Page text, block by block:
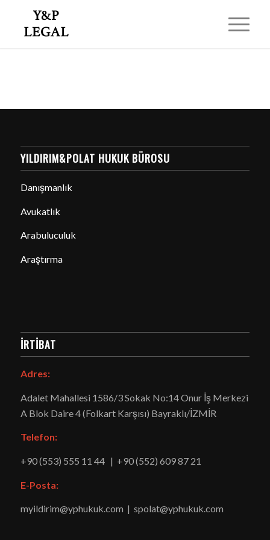
YILDIRIM&POLAT HUKUK BÜROSU
Danışmanlık
Avukatlık
Arabuluculuk
Araştırma
İRTİBAT
Adres:
Adalet Mahallesi 1586/3 Sokak No:14 Onur İş Merkezi
A Blok Daire 4 (Folkart Karşısı) Bayraklı/İZMİR
Telefon:
+90 (553) 555 11 44 | +90 (552) 609 87 21
E-Posta:
myildirim@yphukuk.com | spolat@yphukuk.com